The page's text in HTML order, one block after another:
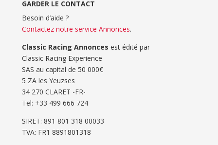
GARDER LE CONTACT
Besoin d’aide ?
Contactez notre service Annonces.
Classic Racing Annonces est édité par
Classic Racing Experience
SAS au capital de 50 000€
5 ZA les Yeuzses
34 270 CLARET -FR-
Tel: ‭+33 499 666 724‬
SIRET: 891 801 318 00033
TVA: FR1 8891801318